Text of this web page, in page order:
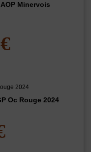
Minervois
Oc Rouge 2024